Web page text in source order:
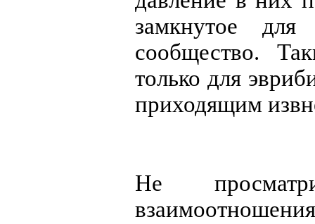
замкнутое для
сообщество.
только для
приходящим
Не